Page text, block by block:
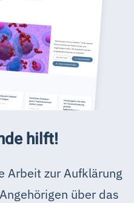
hilft!
Arbeit zur Aufklärung
über das